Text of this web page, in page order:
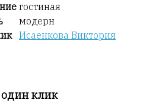
гостиная
модерн
Исаенкова Виктория
клик